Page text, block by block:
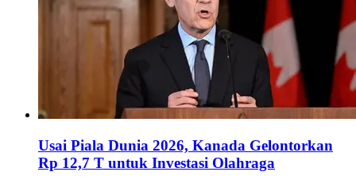
Usai Piala Dunia 2026, Kanada Gelontorkan
Rp 12,7 T untuk Investasi Olahraga